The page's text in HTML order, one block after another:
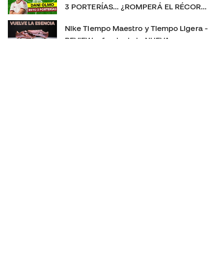
3 PORTERÍAS… ¿ROMPERÁ EL RÉCORD?
Nike Tiempo Maestro y Tiempo Ligera -
REVIEW a fondo de la NUEVA